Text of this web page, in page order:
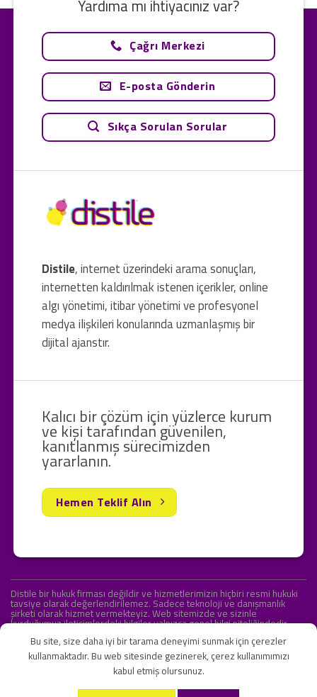
Distile, internet üzerindeki arama sonuçları,
internetten kaldırılmak istenen içerikler, online
algı yönetimi, itibar yönetimi ve profesyonel
medya ilişkileri konularında uzmanlaşmış bir
dijital ajanstır.
Yardıma mı ihtiyacınız var?
Çağrı Merkezi
E-posta Gönderin
Sıkça Sorulan Sorular
Kalıcı bir çözüm için yüzlerce kurum
ve kişi tarafından güvenilen,
kanıtlanmış sürecimizden
yararlanın.
Hemen Teklif Alın
Distile bir hukuk firması değildir ve hizmetlerimizin hiçbiri resmi hukuki
tavsiye olarak değerlendirilemez. Sadece teknoloji ve danışmanlık
şirketi olarak hizmet vermekteyiz. Web sitemizde ve sizinle
kurduğumuz iletişimlerdeki bilgiler yalnızca genel bilgi niteliğindedir.
KVKK ve Gizlilik Sözleşmesi S.S.S. İletişim
Bu site, size daha iyi bir tarama deneyimi sunmak için çerezler
kullanmaktadır. Bu web sitesinde gezinerek, çerez kullanımımızı
kabul etmiş olursunuz.